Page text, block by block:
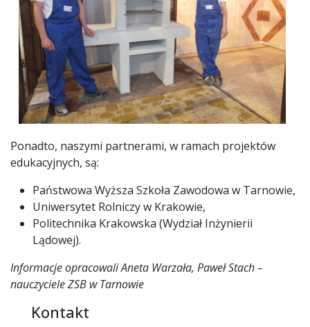
Ponadto, naszymi partnerami, w ramach projektów
edukacyjnych, są:
Państwowa Wyższa Szkoła Zawodowa w Tarnowie,
Uniwersytet Rolniczy w Krakowie,
Politechnika Krakowska (Wydział Inżynierii
Lądowej).
Informacje opracowali Aneta Warzała, Paweł Stach –
nauczyciele ZSB w Tarnowie
Kontakt